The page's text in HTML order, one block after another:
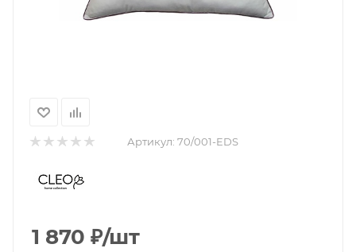
Артикул: 70/001-EDS
1 870 ₽/шт